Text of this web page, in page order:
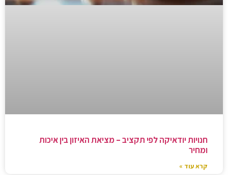
חנויות יודאיקה לפי תקציב – מציאת האיזון בין איכות
ומחיר
קרא עוד »